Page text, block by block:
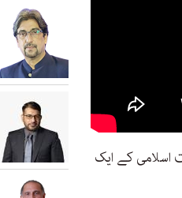
سپریم کورٹ نے 27 مئی کو جماعت اسلامی کے ایک